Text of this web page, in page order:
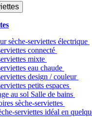
sèche-serviettes électrique
connecté
mixte
eau chaude
design / couleur
petits espaces
au sol Salle de bains
sèche-serviettes
serviettes idéal en